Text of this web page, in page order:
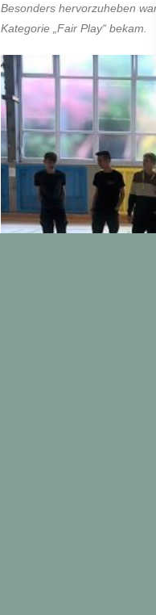
Besonders hervorzuheben
Kategorie „Fair Play“ bekam.